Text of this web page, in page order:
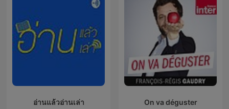
อ่านแล้วอ่านเล่า On va déguster